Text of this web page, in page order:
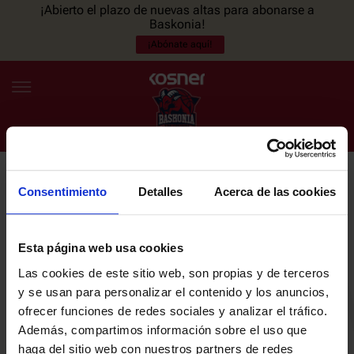
Consentimiento Detalles Acerca de las cookies
Esta página web usa cookies
Las cookies de este sitio web, son propias y de terceros
y se usan para personalizar el contenido y los anuncios,
ofrecer funciones de redes sociales y analizar el tráfico.
Además, compartimos información sobre el uso que
haga del sitio web con nuestros partners de redes
¡Abierto el plazo de nuevas altas para abonarse a
Baskonia!
¡Abónate aquí!
ES EU
NOTICIAS
PLANTILLA
ENTRADAS
NEWSLETTER
últimas noticias y promociones del club.
Email
He leído y acepto laPolítica de privacidaddel SASKI BASKONIA